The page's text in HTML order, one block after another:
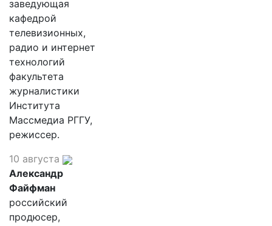
заведующая
кафедрой
телевизионных,
радио и интернет
технологий
факультета
журналистики
Института
Массмедиа РГГУ,
режиссер.
10 августа
Александр
Файфман
российский
продюсер,